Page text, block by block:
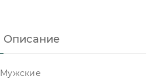
Описание
Мужские